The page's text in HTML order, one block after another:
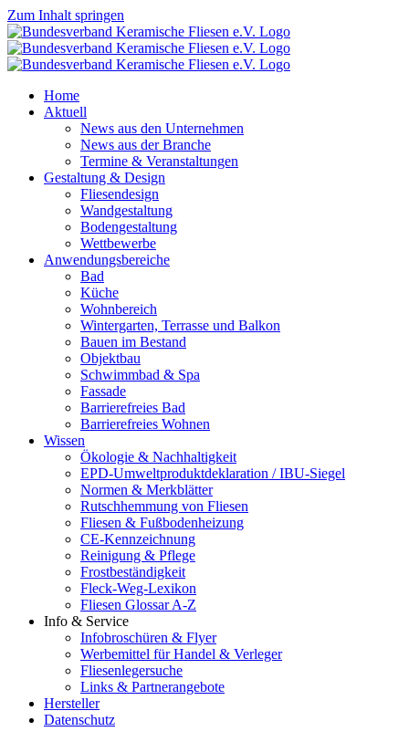
Zum Inhalt springen
Home
Aktuell
News aus den Unternehmen
News aus der Branche
Termine & Veranstaltungen
Gestaltung & Design
Fliesendesign
Wandgestaltung
Bodengestaltung
Wettbewerbe
Anwendungsbereiche
Bad
Küche
Wohnbereich
Wintergarten, Terrasse und Balkon
Bauen im Bestand
Objektbau
Schwimmbad & Spa
Fassade
Barrierefreies Bad
Barrierefreies Wohnen
Wissen
Ökologie & Nachhaltigkeit
EPD-Umweltproduktdeklaration / IBU-Siegel
Normen & Merkblätter
Rutschhemmung von Fliesen
Fliesen & Fußbodenheizung
CE-Kennzeichnung
Reinigung & Pflege
Frostbeständigkeit
Fleck-Weg-Lexikon
Fliesen Glossar A-Z
Info & Service
Infobroschüren & Flyer
Werbemittel für Handel & Verleger
Fliesenlegersuche
Links & Partnerangebote
Hersteller
Datenschutz